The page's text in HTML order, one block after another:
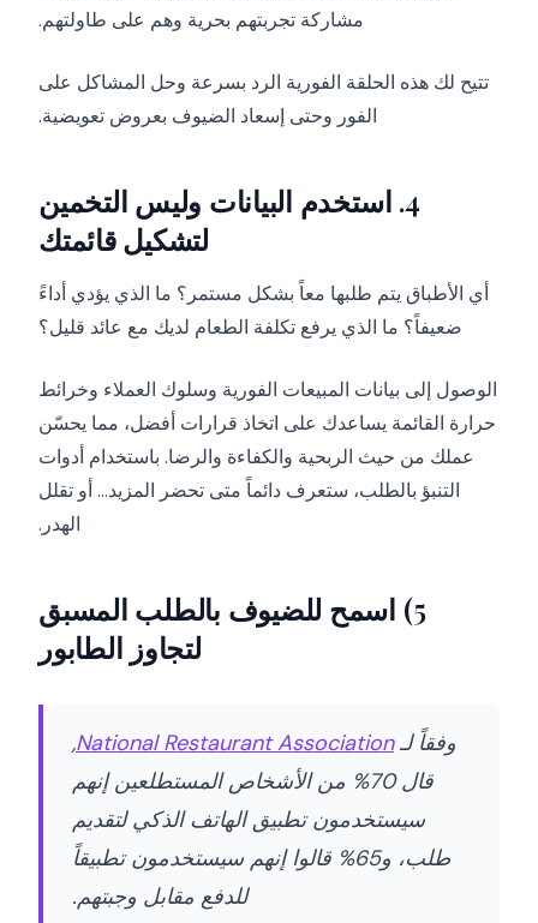
مشاركة تجربتهم بحرية وهم على طاولتهم.
تتيح لك هذه الحلقة الفورية الرد بسرعة وحل المشاكل على
الفور وحتى إسعاد الضيوف بعروض تعويضية.
4. استخدم البيانات وليس التخمين
لتشكيل قائمتك
أي الأطباق يتم طلبها معاً بشكل مستمر؟ ما الذي يؤدي أداءً
ضعيفاً؟ ما الذي يرفع تكلفة الطعام لديك مع عائد قليل؟
الوصول إلى بيانات المبيعات الفورية وسلوك العملاء وخرائط
حرارة القائمة يساعدك على اتخاذ قرارات أفضل، مما يحسّن
عملك من حيث الربحية والكفاءة والرضا. باستخدام أدوات
التنبؤ بالطلب، ستعرف دائماً متى تحضر المزيد... أو تقلل
الهدر.
5) اسمح للضيوف بالطلب المسبق
لتجاوز الطابور
وفقاً لـNational Restaurant Association
,
قال 70% من الأشخاص المستطلعين إنهم
سيستخدمون تطبيق الهاتف الذكي لتقديم
طلب، و65% قالوا إنهم سيستخدمون تطبيقاً
للدفع مقابل وجبتهم.